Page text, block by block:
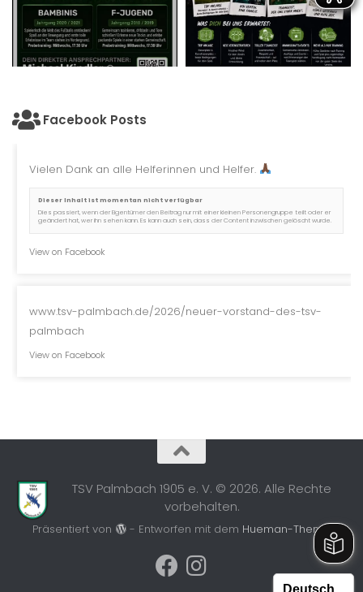
Facebook Posts
Vielen Dank an alle Helferinnen und Helfer.
Dieser Inhalt ist momentan nicht verfügbar
Dies passiert, wenn der Eigentümer den Beitrag nur mit einer kleinen Personengruppe teilt oder er
geändert hat, wer ihn sehen kann. Es kann auch sein, dass der Content inzwischen gelöscht wurde.
View on Facebook
www.tsv-palmbach.de/2026/neuer-vorstand-des-tsv-
palmbach
View on Facebook
TSV Palmbach 1905 e. V. © 2026. Alle Rechte
vorbehalten.
Präsentiert von - Entworfen mit dem Hueman-Theme